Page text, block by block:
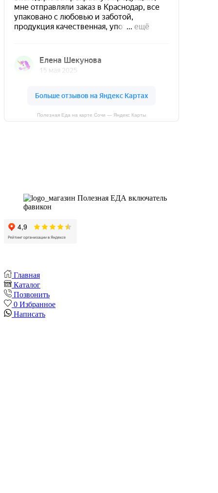
Полезная Еда на карте Сочи — Яндекс Карты
Главная
Каталог
Позвонить
0 Избранное
Написать